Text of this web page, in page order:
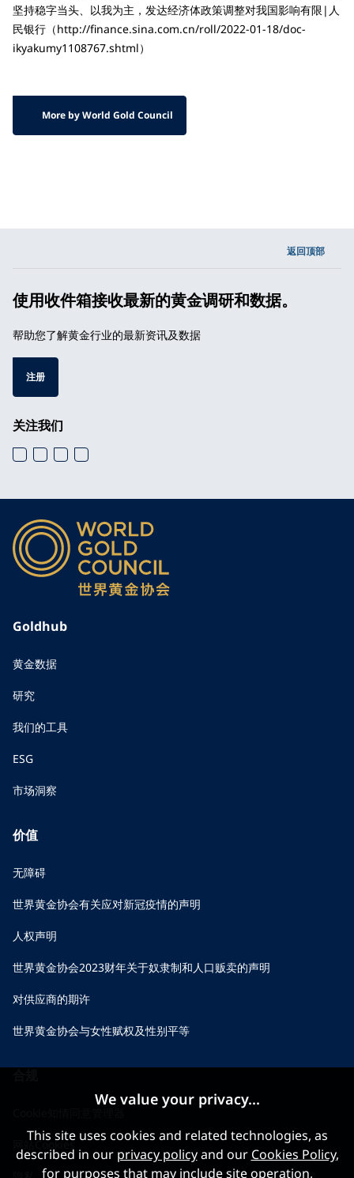
坚持稳字当头、以我为主，发达经济体政策调整对我国影响有限|人
民银行（http://finance.sina.com.cn/roll/2022-01-18/doc-
ikyakumy1108767.shtml）
More by World Gold Council
返回顶部
使用收件箱接收最新的黄金调研和数据。
帮助您了解黄金行业的最新资讯及数据
注册
关注我们
Goldhub
黄金数据
研究
我们的工具
ESG
市场洞察
价值
无障碍
世界黄金协会有关应对新冠疫情的声明
人权声明
世界黄金协会2023财年关于奴隶制和人口贩卖的声明
对供应商的期许
世界黄金协会与女性赋权及性别平等
网站Cookies
We value your privacy...
This site uses cookies and related technologies, as
described in our privacy policyand our Cookies Policy,
for purposes that may include site operation,